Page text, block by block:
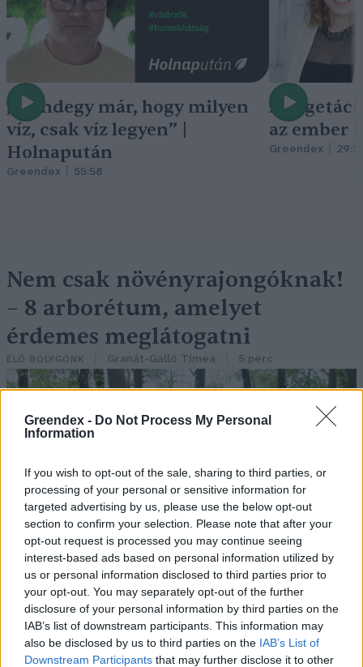
Greendex - Do Not Process My Personal
Information
If you wish to opt-out of the sale, sharing to third parties, or
processing of your personal or sensitive information for
targeted advertising by us, please use the below opt-out
section to confirm your selection. Please note that after your
opt-out request is processed you may continue seeing
interest-based ads based on personal information utilized by
us or personal information disclosed to third parties prior to
your opt-out. You may separately opt-out of the further
disclosure of your personal information by third parties on the
IAB’s list of downstream participants. This information may
also be disclosed by us to third parties on the IAB’s List of
Downstream Participants that may further disclose it to other
„Mindegy már, hogy milyen
víz, csak víz legyen” |
Holnapután
Greendex 55:58
A
az ember
Greendex
Nem csak növényrajongóknak!
– 8 arborétum, amelyet
érdemes meglátogatni
ÉLŐ BOLYGÓNK Granát-Galló Tímea 5 perc